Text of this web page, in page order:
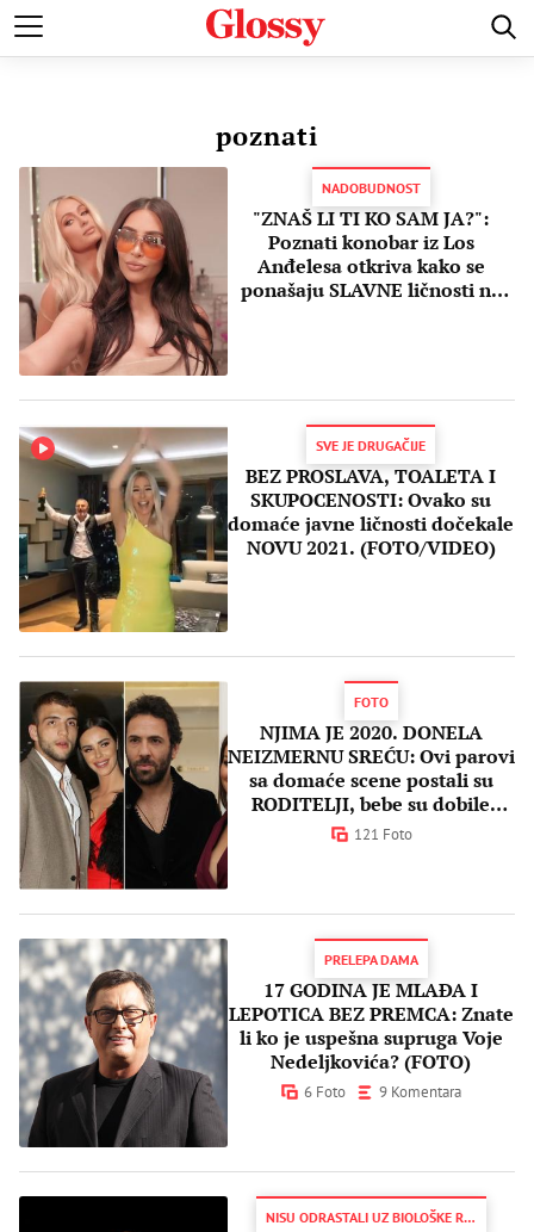
POZNATI MODA I LEPOTA ZDRAVI I SREĆNI LJUBAV
poznati
NADOBUDNOST
"ZNAŠ LI TI KO SAM JA?":
Poznati konobar iz Los
Anđelesa otkriva kako se
ponašaju SLAVNE ličnosti na
SVE JE DRUGAČIJE
BEZ PROSLAVA, TOALETA I
SKUPOCENOSTI: Ovako su
domaće javne ličnosti dočekale
NOVU 2021. (FOTO/VIDEO)
FOTO
NJIMA JE 2020. DONELA
NEIZMERNU SREĆU: Ovi parovi
sa domaće scene postali su
RODITELJI, bebe su dobile
ZANIMLJIVA IMENA!
121 Foto
PRELEPA DAMA
17 GODINA JE MLAĐA I
LEPOTICA BEZ PREMCA: Znate
li ko je uspešna supruga Voje
Nedeljkovića? (FOTO)
6 Foto 9 Komentara
NISU ODRASTALI UZ BIOLOŠKE RODITELJE